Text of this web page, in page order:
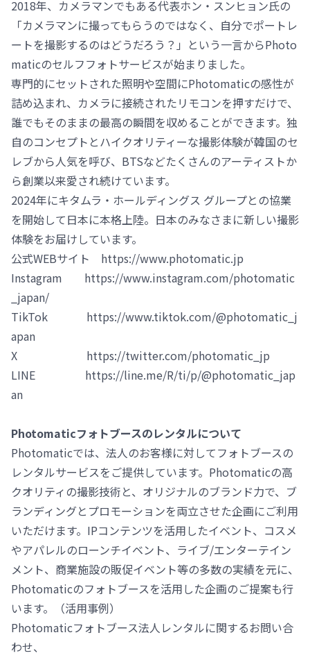
2018年、カメラマンでもある代表ホン・スンヒョン氏の
「カメラマンに撮ってもらうのではなく、自分でポートレ
ートを撮影するのはどうだろう？」という一言からPhoto
maticのセルフフォトサービスが始まりました。
専門的にセットされた照明や空間にPhotomaticの感性が
詰め込まれ、カメラに接続されたリモコンを押すだけで、
誰でもそのままの最高の瞬間を収めることができます。独
自のコンセプトとハイクオリティーな撮影体験が韓国のセ
レブから人気を呼び、BTSなどたくさんのアーティストか
ら創業以来愛され続けています。
2024年にキタムラ・ホールディングス グループとの協業
を開始して日本に本格上陸。日本のみなさまに新しい撮影
体験をお届けしています。
公式WEBサイト https://www.photomatic.jp
Instagram https://www.instagram.com/photomatic
_japan/
TikTok https://www.tiktok.com/@photomatic_j
apan
X https://twitter.com/photomatic_jp
LINE https://line.me/R/ti/p/@photomatic_jap
an
Photomaticフォトブースのレンタルについて
Photomaticでは、法人のお客様に対してフォトブースの
レンタルサービスをご提供しています。Photomaticの高
クオリティの撮影技術と、オリジナルのブランド力で、ブ
ランディングとプロモーションを両立させた企画にご利用
いただけます。IPコンテンツを活用したイベント、コスメ
やアパレルのローンチイベント、ライブ/エンターテイン
メント、商業施設の販促イベント等の多数の実績を元に、
Photomaticのフォトブースを活用した企画のご提案も行
います。（活用事例）
Photomaticフォトブース法人レンタルに関するお問い合
わせ、